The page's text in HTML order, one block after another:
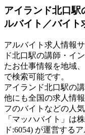
アイランド北口駅
ルバイト／バイト
アルバイト求人情報
ド北口駅の講師・イ
たお仕事情報を地域
で検索可能です。
アイランド北口駅の
他にも全国の求人情
フのバイトなどの人
「マッハバイト」は
ド:6054) が運営する